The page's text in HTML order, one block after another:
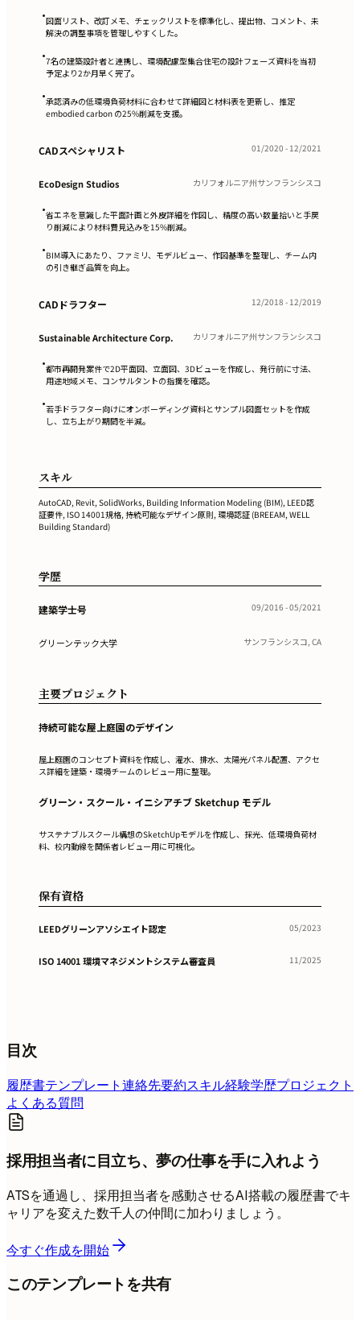
•図面リスト、改訂メモ、チェックリストを標準化し、提出物、コメント、未
解決の調整事項を管理しやすくした。
•7名の建築設計者と連携し、環境配慮型集合住宅の設計フェーズ資料を当初
予定より2か月早く完了。
•承認済みの低環境負荷材料に合わせて詳細図と材料表を更新し、推定
embodied carbon の25%削減を支援。
CADスペシャリスト 01/2020 - 12/2021
EcoDesign Studios カリフォルニア州サンフランシスコ
•省エネを意識した平面計画と外皮詳細を作図し、精度の高い数量拾いと手戻
り削減により材料費見込みを15%削減。
•BIM導入にあたり、ファミリ、モデルビュー、作図基準を整理し、チーム内
の引き継ぎ品質を向上。
CADドラフター 12/2018 - 12/2019
Sustainable Architecture Corp. カリフォルニア州サンフランシスコ
•都市再開発案件で2D平面図、立面図、3Dビューを作成し、発行前に寸法、
用途地域メモ、コンサルタントの指摘を確認。
•若手ドラフター向けにオンボーディング資料とサンプル図面セットを作成
し、立ち上がり期間を半減。
スキル
AutoCAD, Revit, SolidWorks, Building Information Modeling (BIM), LEED認
証要件, ISO 14001規格, 持続可能なデザイン原則, 環境認証 (BREEAM, WELL
Building Standard)
学歴
建築学士号 09/2016 - 05/2021
グリーンテック大学 サンフランシスコ, CA
主要プロジェクト
持続可能な屋上庭園のデザイン
屋上庭園のコンセプト資料を作成し、灌水、排水、太陽光パネル配置、アクセ
ス詳細を建築・環境チームのレビュー用に整理。
グリーン・スクール・イニシアチブ Sketchup モデル
サステナブルスクール構想のSketchUpモデルを作成し、採光、低環境負荷材
料、校内動線を関係者レビュー用に可視化。
保有資格
LEEDグリーンアソシエイト認定 05/2023
ISO 14001 環境マネジメントシステム審査員 11/2025
目次
履歴書テンプレート連絡先要約スキル経験学歴プロジェクト
よくある質問
採用担当者に目立ち、夢の仕事を手に入れよう
ATSを通過し、採用担当者を感動させるAI搭載の履歴書でキ
ャリアを変えた数千人の仲間に加わりましょう。
今すぐ作成を開始
このテンプレートを共有